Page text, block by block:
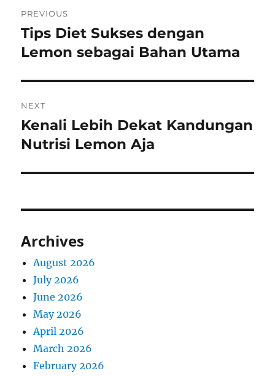
navigation
PREVIOUS
Previous
post:
Tips Diet Sukses dengan
Lemon sebagai Bahan Utama
NEXT
Next
post:
Kenali Lebih Dekat Kandungan
Nutrisi Lemon Aja
Archives
August 2026
July 2026
June 2026
May 2026
April 2026
March 2026
February 2026